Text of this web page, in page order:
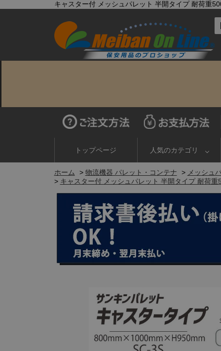
キャスター付 メッシュパレット 半開タイプ 耐荷重
トップページ 人気のカテゴリ
ホーム > 物流機器 パレット・コンテナ > メッシュ
> キャスター付 メッシュパレット 半開タイプ 耐荷